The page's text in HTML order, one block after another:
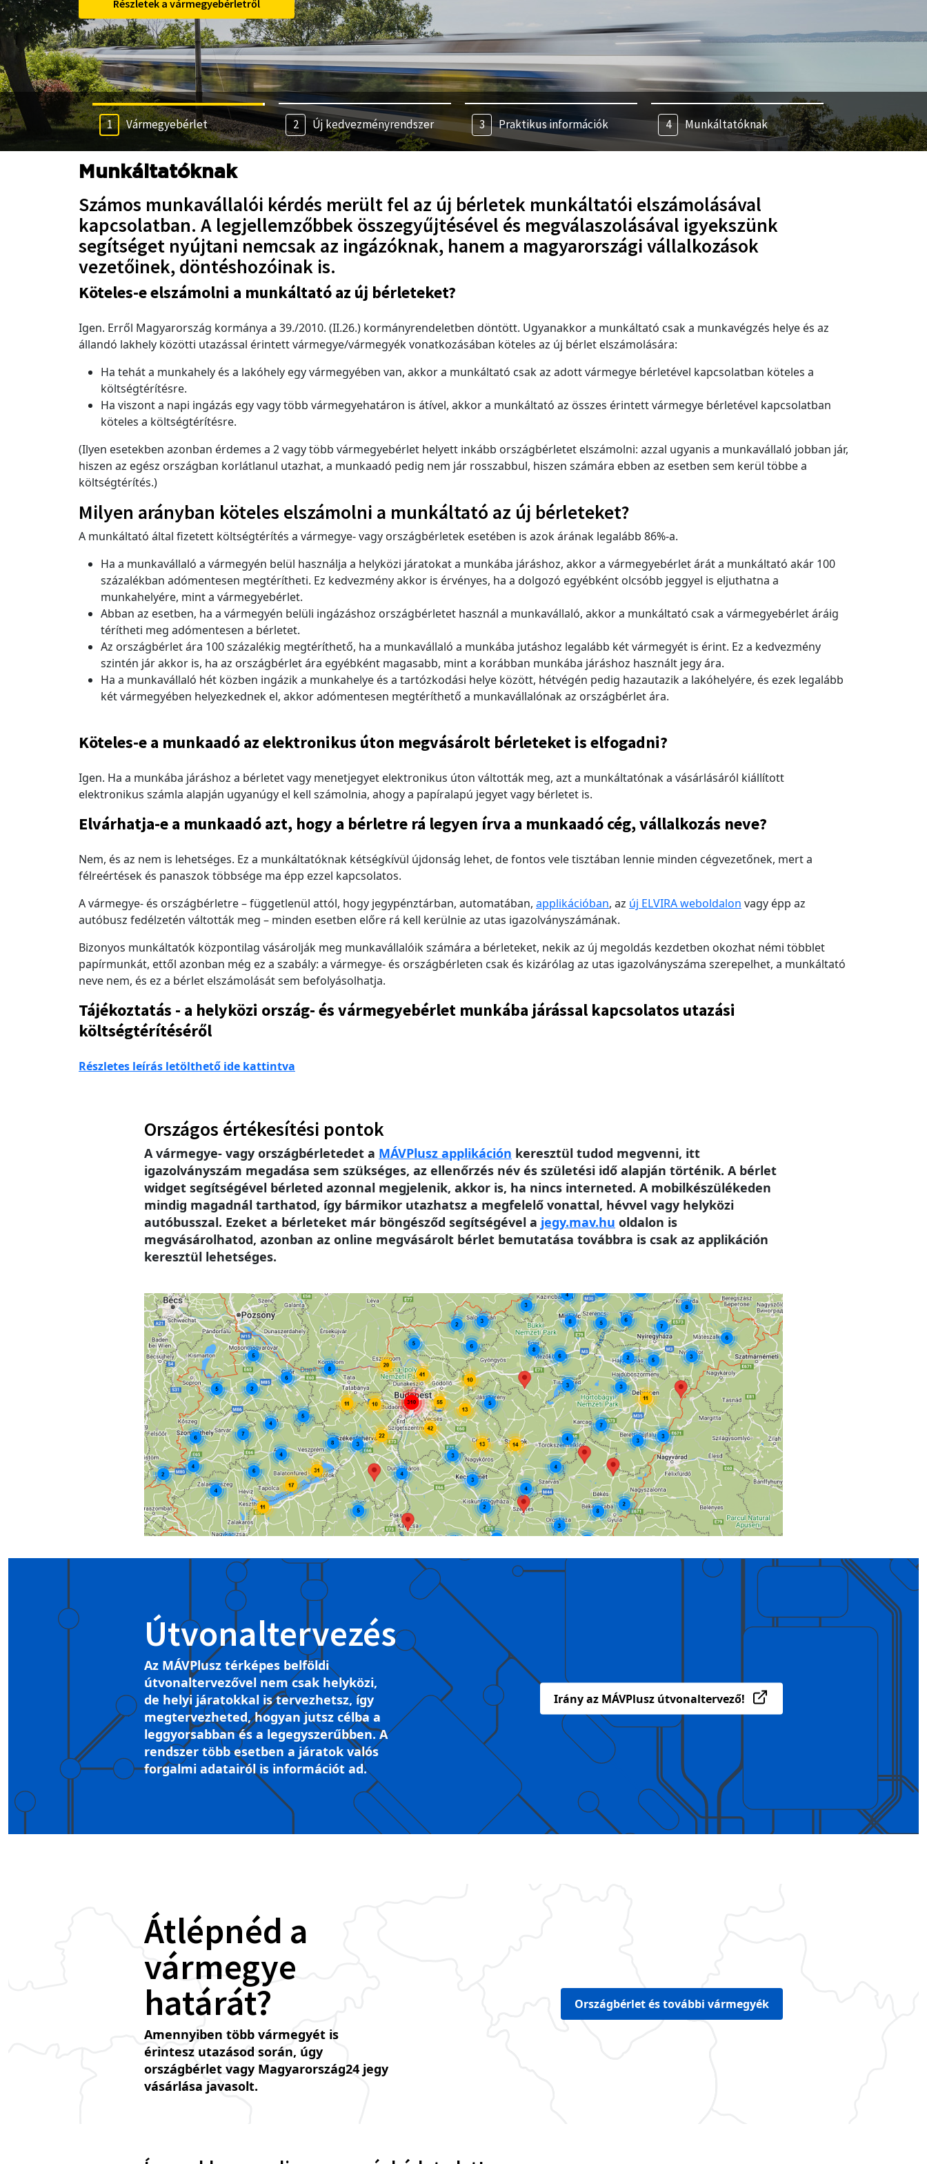
betöltheted.
Részletek a vármegyebérletről
Vármegyebérlet Új kedvezményrendszer Praktikus információk Munkáltatóknak
Munkáltatóknak
Számos munkavállalói kérdés merült fel az új bérletek munkáltatói elszámolásával
kapcsolatban. A legjellemzőbbek összegyűjtésével és megválaszolásával igyekszünk
segítséget nyújtani nemcsak az ingázóknak, hanem a magyarországi vállalkozások
vezetőinek, döntéshozóinak is.
Köteles-e elszámolni a munkáltató az új bérleteket?
Igen. Erről Magyarország kormánya a 39./2010. (II.26.) kormányrendeletben döntött. Ugyanakkor a munkáltató csak a munkavégzés helye és az
állandó lakhely közötti utazással érintett vármegye/vármegyék vonatkozásában köteles az új bérlet elszámolására:
Ha tehát a munkahely és a lakóhely egy vármegyében van, akkor a munkáltató csak az adott vármegye bérletével kapcsolatban köteles a
költségtérítésre.
Ha viszont a napi ingázás egy vagy több vármegyehatáron is átível, akkor a munkáltató az összes érintett vármegye bérletével kapcsolatban
köteles a költségtérítésre.
(Ilyen esetekben azonban érdemes a 2 vagy több vármegyebérlet helyett inkább országbérletet elszámolni: azzal ugyanis a munkavállaló jobban jár,
hiszen az egész országban korlátlanul utazhat, a munkaadó pedig nem jár rosszabbul, hiszen számára ebben az esetben sem kerül többe a
költségtérítés.)
Milyen arányban köteles elszámolni a munkáltató az új bérleteket?
A munkáltató által fizetett költségtérítés a vármegye- vagy országbérletek esetében is azok árának legalább 86%-a.
Ha a munkavállaló a vármegyén belül használja a helyközi járatokat a munkába járáshoz, akkor a vármegyebérlet árát a munkáltató akár 100
százalékban adómentesen megtérítheti. Ez kedvezmény akkor is érvényes, ha a dolgozó egyébként olcsóbb jeggyel is eljuthatna a
munkahelyére, mint a vármegyebérlet.
Abban az esetben, ha a vármegyén belüli ingázáshoz országbérletet használ a munkavállaló, akkor a munkáltató csak a vármegyebérlet áráig
térítheti meg adómentesen a bérletet.
Az országbérlet ára 100 százalékig megtéríthető, ha a munkavállaló a munkába jutáshoz legalább két vármegyét is érint. Ez a kedvezmény
szintén jár akkor is, ha az országbérlet ára egyébként magasabb, mint a korábban munkába járáshoz használt jegy ára.
Ha a munkavállaló hét közben ingázik a munkahelye és a tartózkodási helye között, hétvégén pedig hazautazik a lakóhelyére, és ezek legalább
két vármegyében helyezkednek el, akkor adómentesen megtéríthető a munkavállalónak az országbérlet ára.
Köteles-e a munkaadó az elektronikus úton megvásárolt bérleteket is elfogadni?
Igen. Ha a munkába járáshoz a bérletet vagy menetjegyet elektronikus úton váltották meg, azt a munkáltatónak a vásárlásáról kiállított
elektronikus számla alapján ugyanúgy el kell számolnia, ahogy a papíralapú jegyet vagy bérletet is.
Elvárhatja-e a munkaadó azt, hogy a bérletre rá legyen írva a munkaadó cég, vállalkozás neve?
Nem, és az nem is lehetséges. Ez a munkáltatóknak kétségkívül újdonság lehet, de fontos vele tisztában lennie minden cégvezetőnek, mert a
félreértések és panaszok többsége ma épp ezzel kapcsolatos.
A vármegye- és országbérletre – függetlenül attól, hogy jegypénztárban, automatában, applikációban, az új ELVIRA weboldalon vagy épp az
autóbusz fedélzetén váltották meg – minden esetben előre rá kell kerülnie az utas igazolványszámának.
Bizonyos munkáltatók központilag vásárolják meg munkavállalóik számára a bérleteket, nekik az új megoldás kezdetben okozhat némi többlet
papírmunkát, ettől azonban még ez a szabály: a vármegye- és országbérleten csak és kizárólag az utas igazolványszáma szerepelhet, a munkáltató
neve nem, és ez a bérlet elszámolását sem befolyásolhatja.
Tájékoztatás - a helyközi ország- és vármegyebérlet munkába járással kapcsolatos utazási
költségtérítéséről
Részletes leírás letölthető ide kattintva
Országos értékesítési pontok
A vármegye- vagy országbérletedet a MÁVPlusz applikáción keresztül tudod megvenni, itt
igazolványszám megadása sem szükséges, az ellenőrzés név és születési idő alapján történik. A bérlet
widget segítségével bérleted azonnal megjelenik, akkor is, ha nincs interneted. A mobilkészülékeden
mindig magadnál tarthatod, így bármikor utazhatsz a megfelelő vonattal, hévvel vagy helyközi
autóbusszal. Ezeket a bérleteket már böngésződ segítségével a jegy.mav.hu oldalon is
megvásárolhatod, azonban az online megvásárolt bérlet bemutatása továbbra is csak az applikáción
keresztül lehetséges.
Image
Útvonaltervezés
Az MÁVPlusz térképes belföldi
útvonaltervezővel nem csak helyközi,
de helyi járatokkal is tervezhetsz, így
megtervezheted, hogyan jutsz célba a
leggyorsabban és a legegyszerűbben. A
rendszer több esetben a járatok valós
forgalmi adatairól is információt ad.
Irány az MÁVPlusz útvonaltervező!
Átlépnéd a
vármegye
határát?
Amennyiben több vármegyét is
érintesz utazásod során, úgy
országbérlet vagy Magyarország24 jegy
vásárlása javasolt.
Országbérlet és további vármegyék